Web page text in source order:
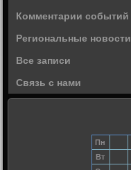
Комментарии событий
Региональные новости
Все записи
Связь с нами
Пн
Вт